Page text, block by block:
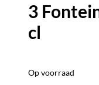
3
cl
Op voorraad